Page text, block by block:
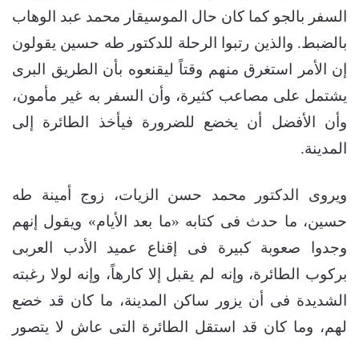
السفر بالجو كما كان حال الموسيقار محمد عبد الوهاب
بالضبط. والذين رتبوا الرحلة للدكتور طه حسين يقولون
إن الأمر استغرق منهم وقتاً ليقنعوه بأن الطريق البرى
يشتمل على مصاعب كثيرة، وأن السفر به غير مأمون،
وأن الأفضل أن يخضع للضرورة فيأخذ الطائرة إلى
المدينة.
ويروى الدكتور محمد حسن الزيات، زوج أمينة طه
حسين، ما حدث فى كتابه «ما بعد الأيام» ويقول إنهم
وجدوا صعوبة كبيرة فى إقناع عميد الأدب العربى
بركوب الطائرة، وإنه لم يقبل إلا كارهاً، وإنه لولا رغبته
الشديدة فى أن يزور ساكن المدينة، ما كان قد خضع
لهم، وما كان قد استقل الطائرة التى عاش لا يتصور